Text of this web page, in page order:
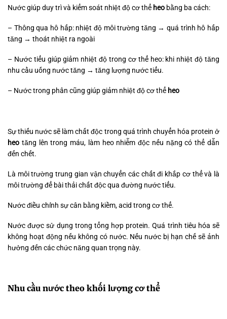
Nước giúp duy trì và kiểm soát nhiệt độ cơ thể heo bằng ba cách:
– Thông qua hô hấp: nhiệt độ môi trường tăng → quá trình hô hấp
tăng → thoát nhiệt ra ngoài
– Nước tiểu giúp giảm nhiệt độ trong cơ thể heo: khi nhiệt độ tăng
nhu cầu uống nước tăng → tăng lượng nước tiểu.
– Nước trong phân cũng giúp giảm nhiệt độ cơ thể heo
Sự thiếu nước sẽ làm chất độc trong quá trình chuyển hóa protein ở
heo tăng lên trong máu, làm heo nhiễm độc nếu nặng có thể dẫn
đến chết.
Là môi trường trung gian vận chuyển các chất đi khắp cơ thể và là
môi trường để bài thải chất độc qua đường nước tiểu.
Nước điều chỉnh sự cân bằng kiềm, acid trong cơ thể.
Nước được sử dụng trong tổng hợp protein. Quá trình tiêu hóa sẽ
không hoạt động nếu không có nước. Nếu nước bị hạn chế sẽ ảnh
hưởng đến các chức năng quan trọng này.
Nhu cầu nước theo khối lượng cơ thể